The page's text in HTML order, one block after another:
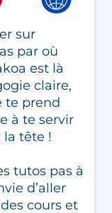
sur
par où
est là
claire,
te prend
à te servir
la tête !
tutos pas à
d’aller
cours et